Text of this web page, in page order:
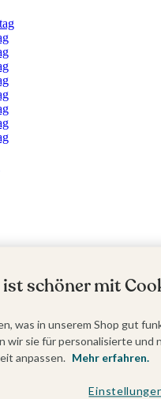
ist schöner mit
was in unserem Shop gut
wir sie für personalisierte
anpassen. Mehr erfahren.